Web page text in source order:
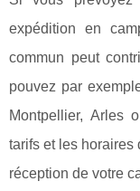
expédition en
commun peut
pouvez par
Montpellier, Arles
tarifs et les horaires
réception de votre